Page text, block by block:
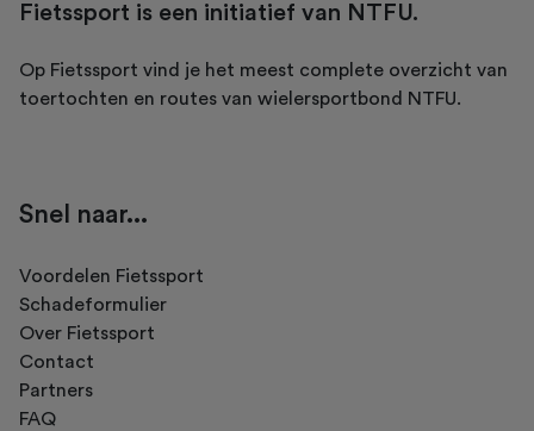
Fietssport is een initiatief van NTFU.
Op Fietssport vind je het meest complete overzicht van
toertochten en routes van wielersportbond NTFU.
Snel naar...
Voordelen Fietssport
Schadeformulier
Over Fietssport
Contact
Partners
FAQ